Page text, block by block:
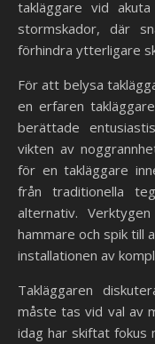
takläggare vid
stormskador, där
förhindra ytterligare
För att belysa
en erfaren
berättade
vikten av
för en takläggare
från traditionella
alternativ.
hammare och spik till
installationen av
Takläggaren
måste tas vid val av
idag har skiftat fokus